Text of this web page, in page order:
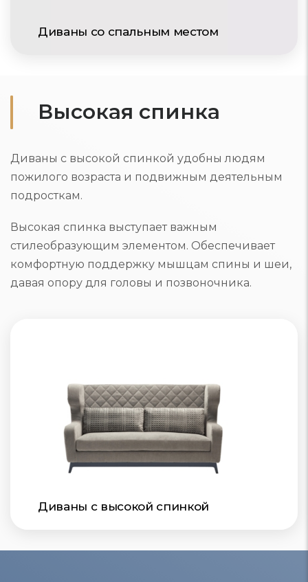
Диваны со спальным местом
Высокая спинка
Диваны с высокой спинкой удобны людям
пожилого возраста и подвижным деятельным
подросткам.
Высокая спинка выступает важным
стилеобразующим элементом. Обеспечивает
комфортную поддержку мышцам спины и шеи,
давая опору для головы и позвоночника.
Диваны с высокой спинкой